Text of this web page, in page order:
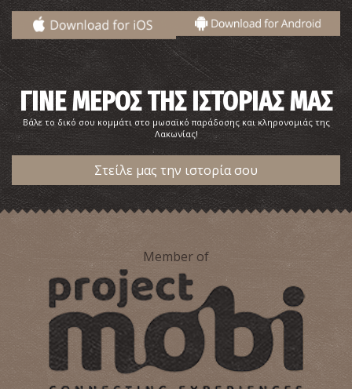
Ιερό της Ορθίας Αρτέμιδος
Βασιλική του «Οσίου Νίκωνος»
ΒΥΖΑΝΤΙΟ ~0.8Km
ΓΙΝΕ ΜΕΡΟΣ ΤΗΣ ΙΣΤΟΡΙΑΣ ΜΑΣ
Βάλε το δικό σου κομμάτι στο μωσαϊκό παράδοσης και κληρονομιάς της
Λακωνίας!
Στείλε μας την ιστορία σου
Member of